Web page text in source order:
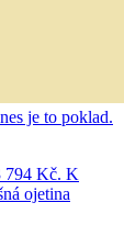
je to poklad.
794 Kč. K
ojetina